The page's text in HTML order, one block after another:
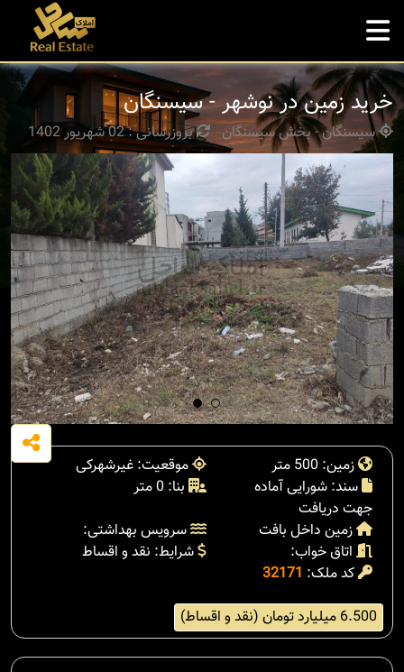
خرید زمین در نوشهر - سیسنگان
سیسنگان - بخش سیسنگان بروزرسانی : 02 شهریور 1402
زمین: 500 متر
موقعیت: غیرشهرکی
سند: شورایی آماده
جهت دریافت
بنا: 0 متر
زمین داخل بافت
سرویس بهداشتی:
اتاق خواب:
شرایط: نقد و اقساط
کد ملک: 32171
6.500 میلیارد تومان (نقد و اقساط)